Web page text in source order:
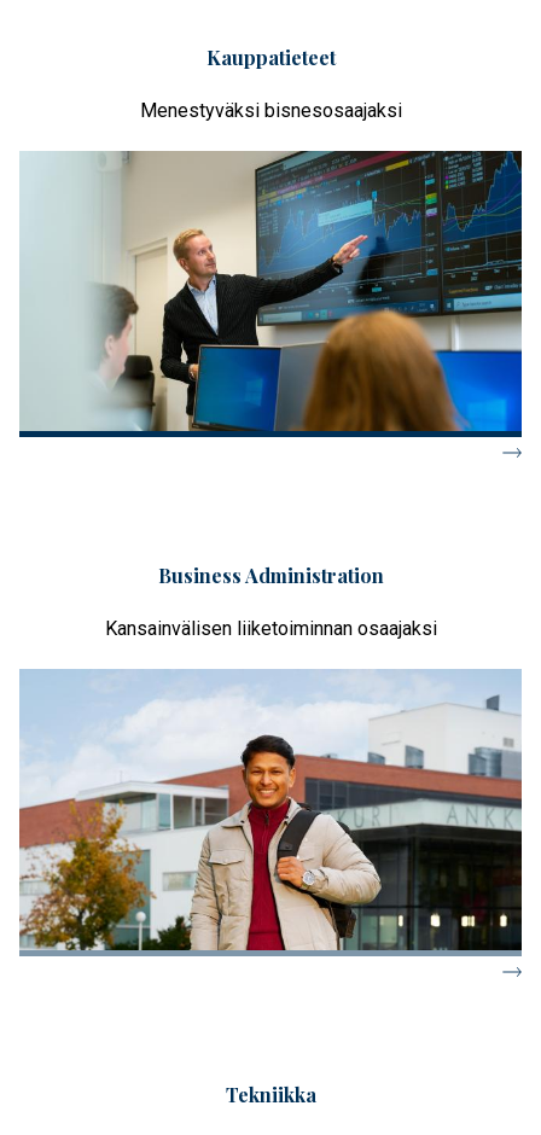
Kauppatieteet
Menestyväksi bisnesosaajaksi
Business Administration
Kansainvälisen liiketoiminnan osaajaksi
Tekniikka